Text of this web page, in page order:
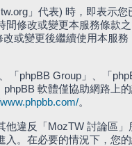
」代表) 時，即表示
修改或變更本服務條款
或變更後繼續使用本服
phpBB Group」、「
phpBB 軟體僅協助網路上
。
違反「MozTW 討論區
。在必要的情況下，您